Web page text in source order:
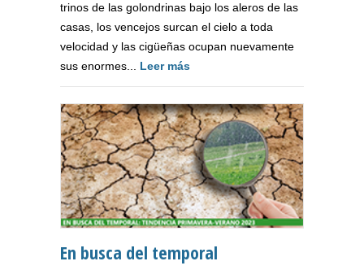
trinos de las golondrinas bajo los aleros de las
casas, los vencejos surcan el cielo a toda
velocidad y las cigüeñas ocupan nuevamente
sus enormes... Leer más
En busca del temporal